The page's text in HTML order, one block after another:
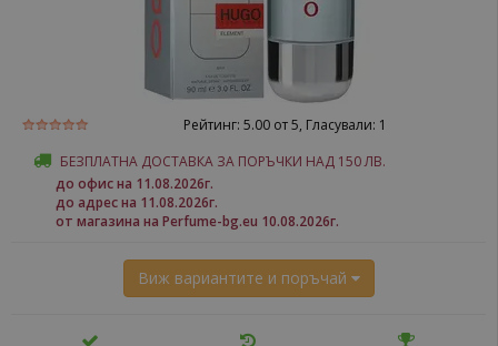
Рейтинг: 5.00от 5, Гласували: 1
БЕЗПЛАТНА ДОСТАВКА ЗА ПОРЪЧКИ НАД 150 ЛВ.
до офис на 11.08.2026г.
до адрес на 11.08.2026г.
от магазина на Perfume-bg.eu 10.08.2026г.
Виж вариантите и поръчай